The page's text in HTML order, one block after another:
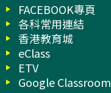
FACEBOOK專頁
各科常用連結
香港教育城
eClass
ETV
Google Classroom